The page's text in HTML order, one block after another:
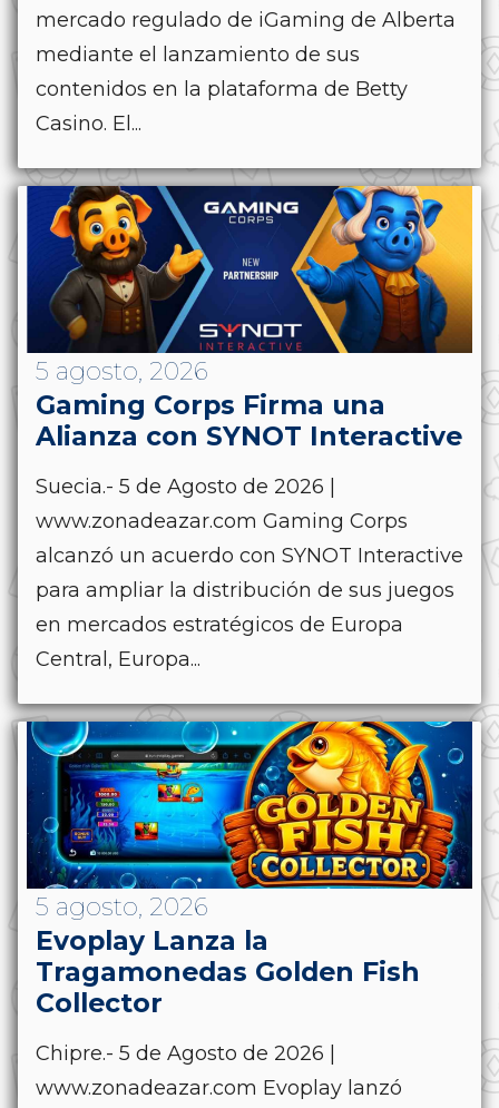
mercado regulado de iGaming de Alberta
mediante el lanzamiento de sus
contenidos en la plataforma de Betty
Casino. El...
5 agosto, 2026
Gaming Corps Firma una
Alianza con SYNOT Interactive
Suecia.- 5 de Agosto de 2026 |
www.zonadeazar.com Gaming Corps
alcanzó un acuerdo con SYNOT Interactive
para ampliar la distribución de sus juegos
en mercados estratégicos de Europa
Central, Europa...
5 agosto, 2026
Evoplay Lanza la
Tragamonedas Golden Fish
Collector
Chipre.- 5 de Agosto de 2026 |
www.zonadeazar.com Evoplay lanzó